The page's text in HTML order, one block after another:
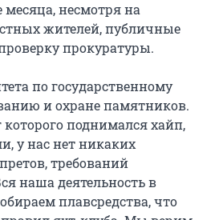
несмотря на
жителей, публичные
прокуратуры.
по государственному
и охране памятников.
которого поднимался хайп,
у нас нет никаких
требований
наша деятельность в
плавсредства, что